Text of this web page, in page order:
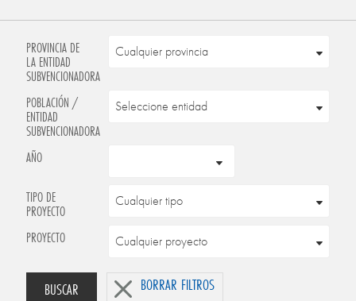
PROVINCIA DE
LA ENTIDAD
SUBVENCIONADORA
POBLACIÓN /
ENTIDAD
SUBVENCIONADORA
AÑO
TIPO DE
PROYECTO
PROYECTO
BUSCAR BORRAR FILTROS